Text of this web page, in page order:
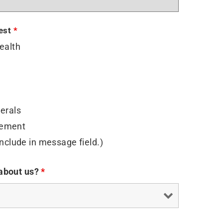
*
in message field.)
us?*